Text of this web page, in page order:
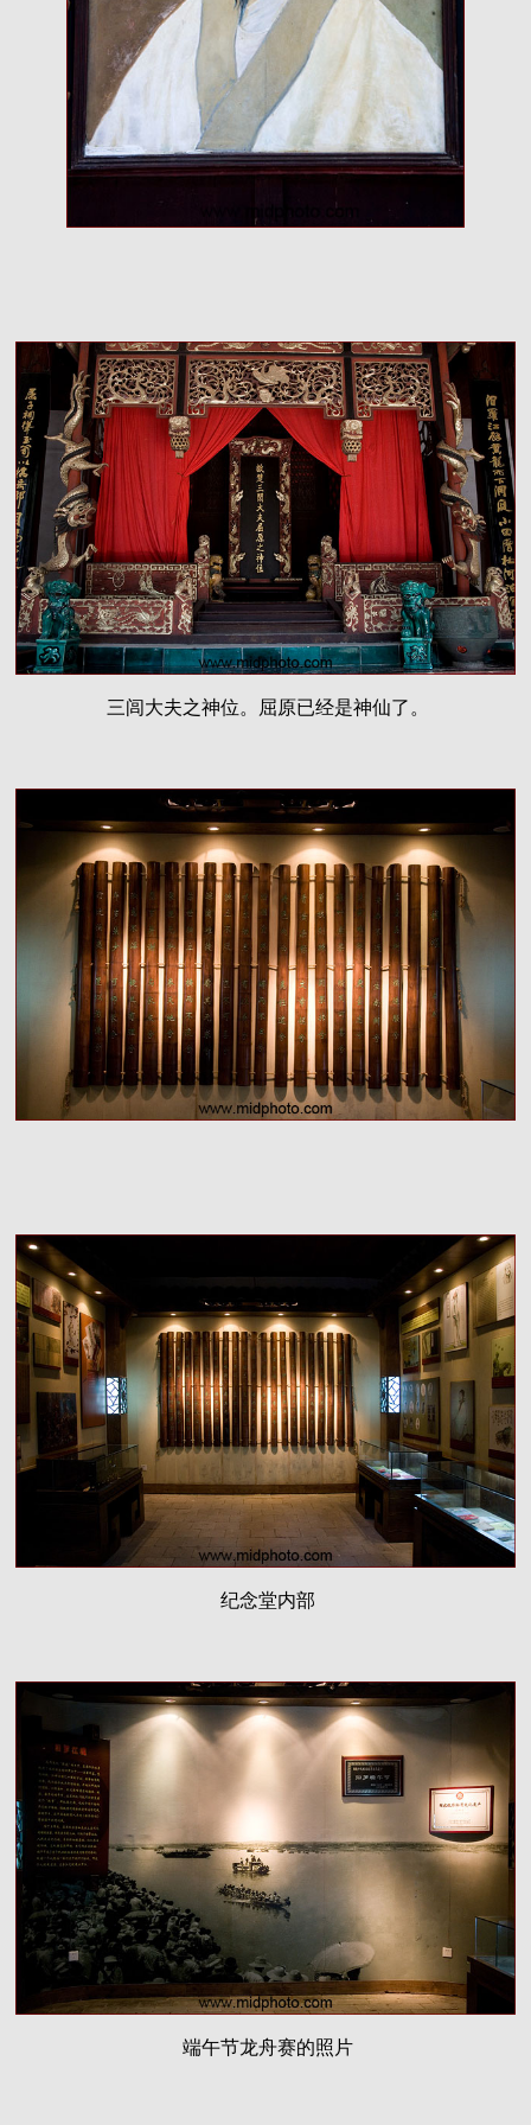
三闾大夫之神位。屈原已经是神仙了。
纪念堂内部
端午节龙舟赛的照片